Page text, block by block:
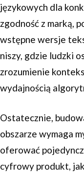
językowych dla
zgodność z marką,
wstępne wersje
niszy, gdzie ludzki
zrozumienie
wydajnością
Ostatecznie,
obszarze wymaga
oferować
cyfrowy produkt,